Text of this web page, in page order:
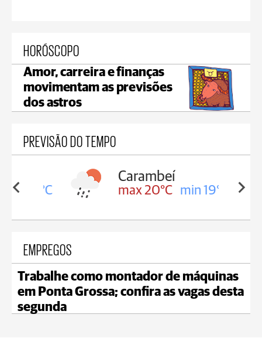
HORÓSCOPO
Amor, carreira e finanças
movimentam as previsões
dos astros
PREVISÃO DO TEMPO
19°C
Carambeí
max 20°C min 19°C
EMPREGOS
Trabalhe como montador de máquinas
em Ponta Grossa; confira as vagas desta
segunda